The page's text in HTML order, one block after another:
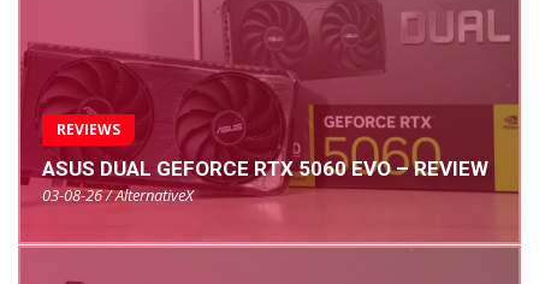
REVIEWS
ASUS DUAL GEFORCE RTX 5060 EVO – REVIEW
03-08-26 / AlternativeX